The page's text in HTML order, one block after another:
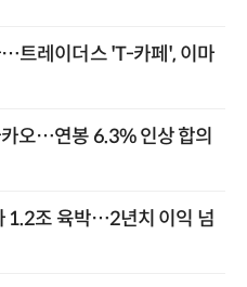
트레이더스 'T-카페', 이마
오…연봉 6.3% 인상 합의
1.2조 육박…2년치 이익 넘